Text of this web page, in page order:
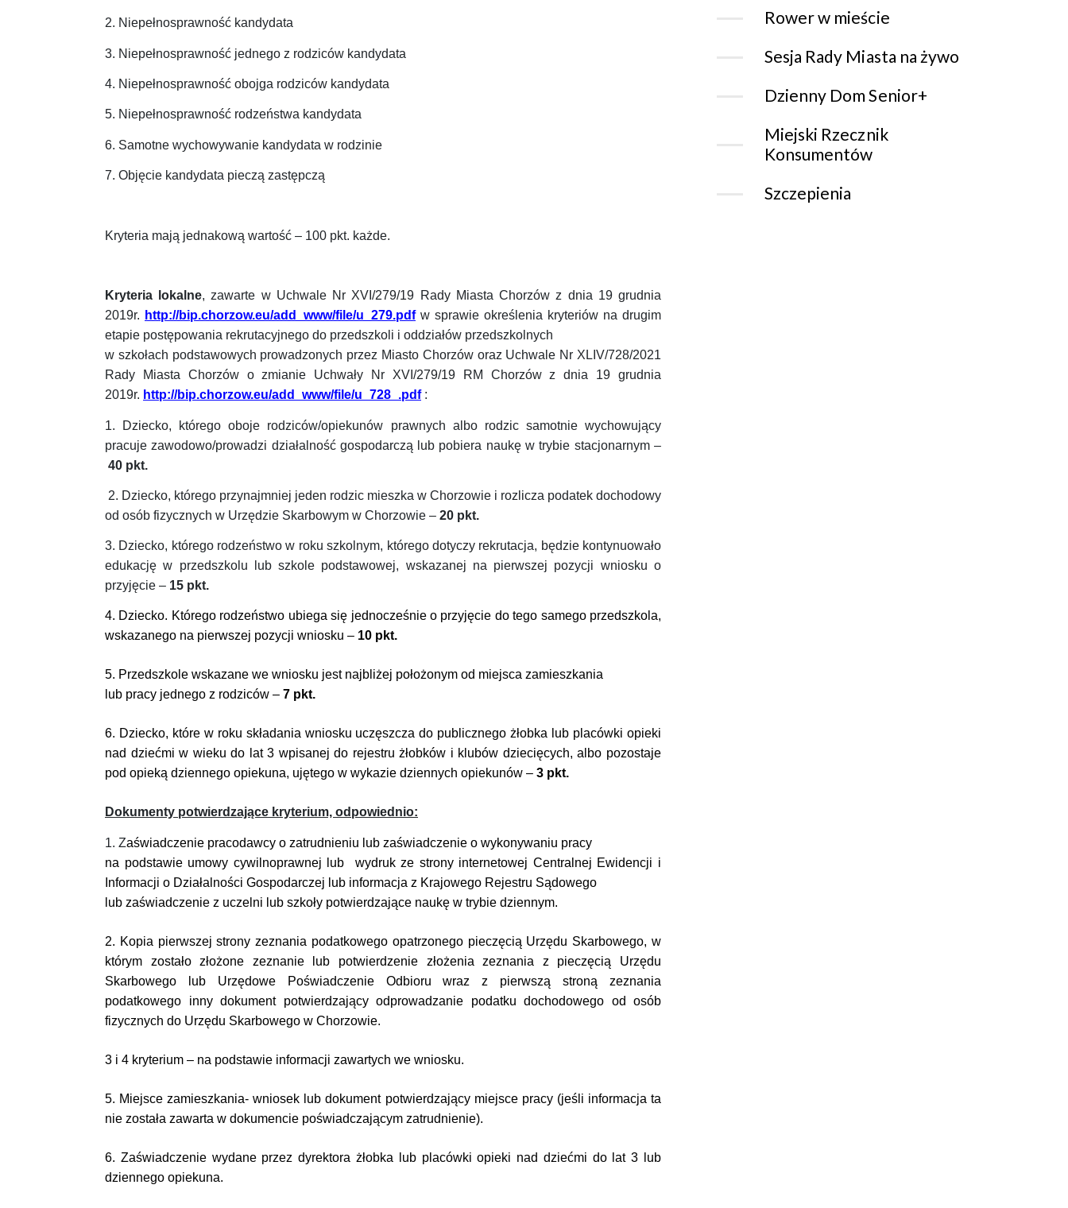
2. Niepełnosprawność kandydata
3. Niepełnosprawność jednego z rodziców kandydata
4. Niepełnosprawność obojga rodziców kandydata
5. Niepełnosprawność rodzeństwa kandydata
6. Samotne wychowywanie kandydata w rodzinie
7. Objęcie kandydata pieczą zastępczą
Kryteria mają jednakową wartość – 100 pkt. każde.
Kryteria lokalne, zawarte w Uchwale Nr XVI/279/19 Rady Miasta Chorzów z dnia 19 grudnia
2019r. http://bip.chorzow.eu/add_www/file/u_279.pdf w sprawie określenia kryteriów na drugim
etapie postępowania rekrutacyjnego do przedszkoli i oddziałów przedszkolnych
w szkołach podstawowych prowadzonych przez Miasto Chorzów oraz Uchwale Nr XLIV/728/2021
Rady Miasta Chorzów o zmianie Uchwały Nr XVI/279/19 RM Chorzów z dnia 19 grudnia
2019r. http://bip.chorzow.eu/add_www/file/u_728_.pdf:
1.
Dziecko, którego oboje rodziców/opiekunów prawnych albo rodzic samotnie wychowujący
pracuje zawodowo/prowadzi działalność gospodarczą lub pobiera naukę w trybie stacjonarnym –
40 pkt.
2. Dziecko, którego przynajmniej jeden rodzic mieszka w Chorzowie i rozlicza podatek dochodowy
od osób fizycznych w Urzędzie Skarbowym w Chorzowie – 20 pkt.
3. Dziecko, którego rodzeństwo w roku szkolnym, którego dotyczy rekrutacja, będzie kontynuowało
edukację w przedszkolu lub szkole podstawowej, wskazanej na pierwszej pozycji wniosku o
przyjęcie – 15 pkt.
4. Dziecko. Którego rodzeństwo ubiega się jednocześnie o przyjęcie do tego samego przedszkola,
wskazanego na pierwszej pozycji wniosku – 10 pkt.
5. Przedszkole wskazane we wniosku jest najbliżej położonym od miejsca zamieszkania
lub pracy jednego z rodziców – 7 pkt.
6. Dziecko, które w roku składania wniosku uczęszcza do publicznego żłobka lub placówki opieki
nad dziećmi w wieku do lat 3 wpisanej do rejestru żłobków i klubów dziecięcych, albo pozostaje
pod opieką dziennego opiekuna, ujętego w wykazie dziennych opiekunów – 3 pkt.
Dokumenty potwierdzające kryterium, odpowiednio:
1. Zaświadczenie pracodawcy o zatrudnieniu lub zaświadczenie o wykonywaniu pracy
na podstawie umowy cywilnoprawnej lub wydruk ze strony internetowej Centralnej Ewidencji i
Informacji o Działalności Gospodarczej lub informacja z Krajowego Rejestru Sądowego
lub zaświadczenie z uczelni lub szkoły potwierdzające naukę w trybie dziennym.
2. Kopia pierwszej strony zeznania podatkowego opatrzonego pieczęcią Urzędu Skarbowego, w
którym zostało złożone zeznanie lub potwierdzenie złożenia zeznania z pieczęcią Urzędu
Skarbowego lub Urzędowe Poświadczenie Odbioru wraz z pierwszą stroną zeznania
podatkowego inny dokument potwierdzający odprowadzanie podatku dochodowego od osób
fizycznych do Urzędu Skarbowego w Chorzowie.
3 i 4 kryterium – na podstawie informacji zawartych we wniosku.
5. Miejsce zamieszkania- wniosek lub dokument potwierdzający miejsce pracy (jeśli informacja ta
nie została zawarta w dokumencie poświadczającym zatrudnienie).
6. Zaświadczenie wydane przez dyrektora żłobka lub placówki opieki nad dziećmi do lat 3 lub
dziennego opiekuna.
Rower w mieście
Sesja Rady Miasta na żywo
Dzienny Dom Senior+
Miejski Rzecznik
Konsumentów
Szczepienia